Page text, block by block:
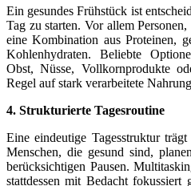
Ein gesundes Frühstück ist
Tag zu starten. Vor allem
eine Kombination aus Proteinen,
Kohlenhydraten. Beliebte
Obst, Nüsse, Vollkornprodukte
Regel auf stark verarbeitete
4. Strukturierte Tagesroutine
Eine eindeutige Tagesstruktur
Menschen, die gesund sind,
berücksichtigen Pausen.
stattdessen mit Bedacht fokussiert